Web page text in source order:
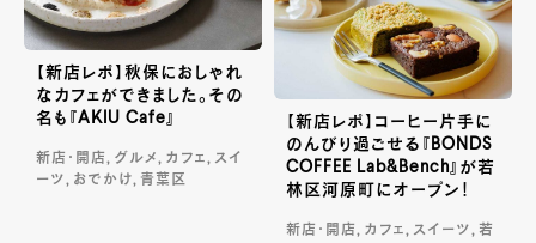
【新店レポ】秋保におしゃれ
なカフェができました。その
名も『AKIU Cafe』
新店・開店, グルメ, カフェ, スイ
ーツ, おでかけ, 青葉区
【新店レポ】コーヒー片手に
のんびり過ごせる『BONDS
COFFEE Lab&Bench』が若
林区河原町にオープン！
新店・開店, カフェ, スイーツ, 若